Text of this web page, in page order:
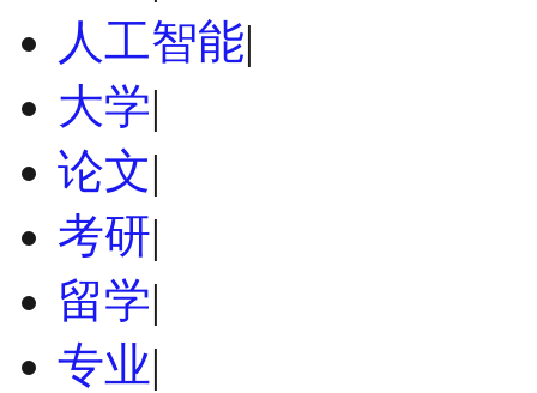
人工智能|
大学|
论文|
考研|
留学|
专业|